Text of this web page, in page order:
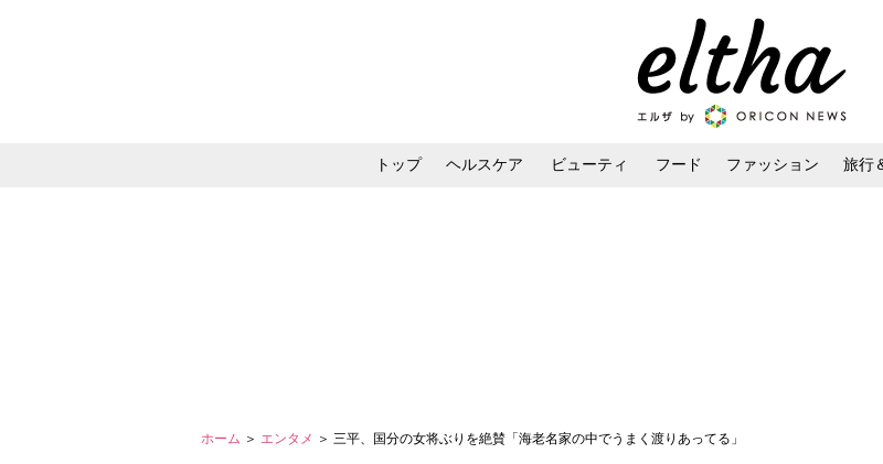
トップ ヘルスケア ビューティ フード ファッション 旅行
ホーム ＞ エンタメ ＞ 三平、国分の女将ぶりを絶賛「海老名家の中でうまく渡りあってる」